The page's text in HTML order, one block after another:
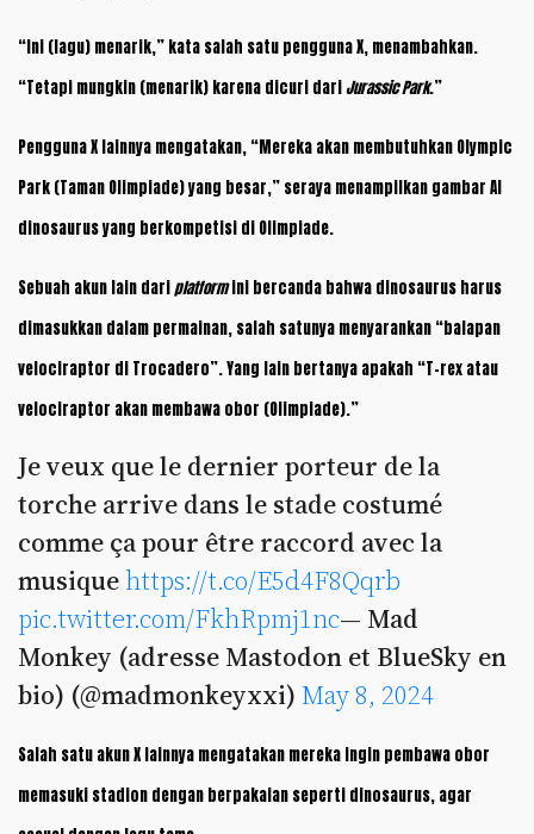
“Ini (lagu) menarik,” kata salah satu pengguna X, menambahkan.
“Tetapi mungkin (menarik) karena dicuri dariJurassic Park.”
Pengguna X lainnya mengatakan, “Mereka akan membutuhkan Olympic
Park (Taman Olimpiade) yang besar,” seraya menampilkan gambar AI
dinosaurus yang berkompetisi di Olimpiade.
Sebuah akun lain dariplatformini bercanda bahwa dinosaurus harus
dimasukkan dalam permainan, salah satunya menyarankan “balapan
velociraptor di Trocadero”. Yang lain bertanya apakah “T-rex atau
velociraptor akan membawa obor (Olimpiade).”
Je veux que le dernier porteur de la
torche arrive dans le stade costumé
comme ça pour être raccord avec la
musique https://t.co/E5d4F8Qqrb
pic.twitter.com/FkhRpmj1nc— Mad
Monkey (adresse Mastodon et BlueSky en
bio) (@madmonkeyxxi) May 8, 2024
Salah satu akun X lainnya mengatakan mereka ingin pembawa obor
memasuki stadion dengan berpakaian seperti dinosaurus, agar